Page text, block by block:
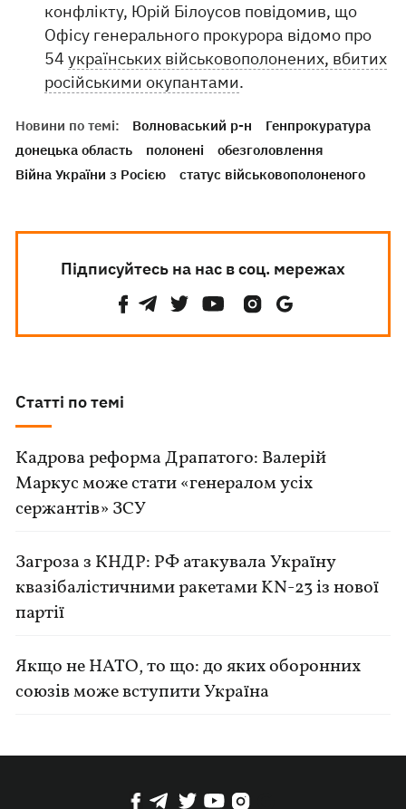
конфлікту, Юрій Білоусов повідомив, що
Офісу генерального прокурора відомо про
54українських військовополонених, вбитих
російськими окупантами.
Новини по темі: Волноваський р-н
Генпрокуратура
донецька область
полонені
обезголовлення
Війна України з Росією
статус військовополоненого
Підписуйтесь на нас в соц. мережах
Статті по темі
Кадрова реформа Драпатого: Валерій
Маркус може стати «генералом усіх
сержантів» ЗСУ
Загроза з КНДР: РФ атакувала Україну
квазібалістичними ракетами KN-23 із нової
партії
Якщо не НАТО, то що: до яких оборонних
союзів може вступити Україна